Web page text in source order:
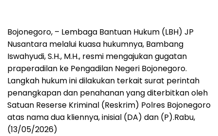
Bojonegoro, – Lembaga Bantuan Hukum (LBH) JP
Nusantara melalui kuasa hukumnya, Bambang
Iswahyudi, S.H., M.H., resmi mengajukan gugatan
praperadilan ke Pengadilan Negeri Bojonegoro.
Langkah hukum ini dilakukan terkait surat perintah
penangkapan dan penahanan yang diterbitkan oleh
Satuan Reserse Kriminal (Reskrim) Polres Bojonegoro
atas nama dua kliennya, inisial (DA) dan (P).Rabu,
(13/05/2026)